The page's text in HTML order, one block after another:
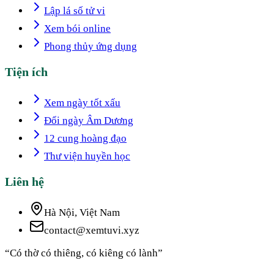
Lập lá số tử vi
Xem bói online
Phong thủy ứng dụng
Tiện ích
Xem ngày tốt xấu
Đổi ngày Âm Dương
12 cung hoàng đạo
Thư viện huyền học
Liên hệ
Hà Nội, Việt Nam
contact@xemtuvi.xyz
“Có thờ có thiêng, có kiêng có lành”